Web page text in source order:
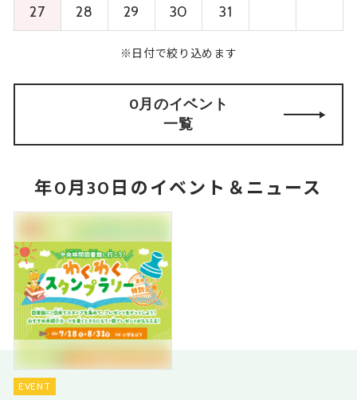
27 28 29 30 31
※日付で絞り込めます
0月のイベント
一覧
年0月30日のイベント＆ニュース
EVENT